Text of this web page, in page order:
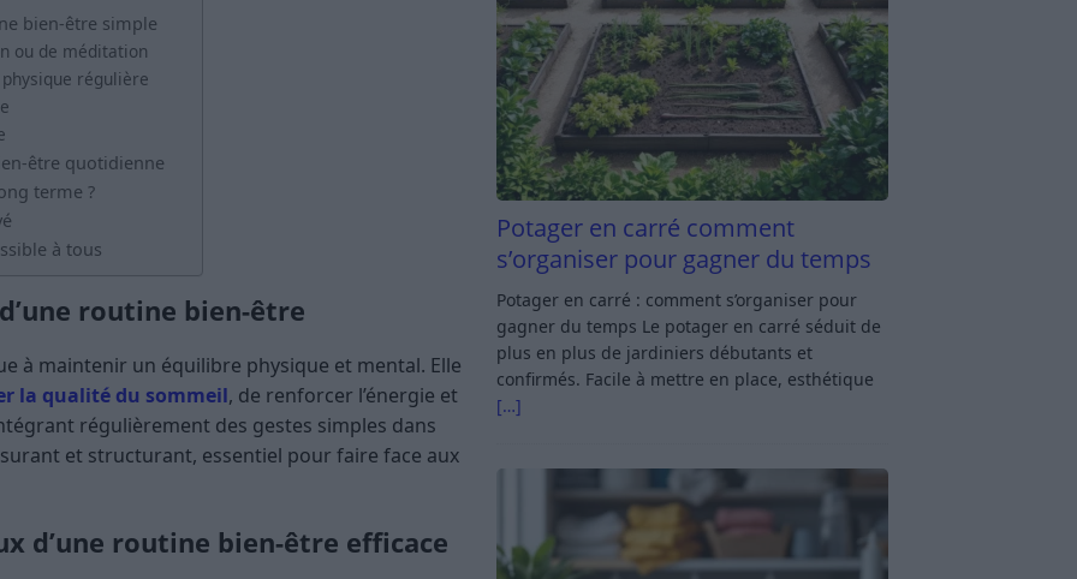
bien-être simple
ou de méditation
régulière
être quotidienne
terme ?
à tous
routine bien-être
à maintenir un équilibre physique et mental. Elle
la qualité du sommeil, de renforcer l’énergie et
régulièrement des gestes simples dans
et structurant, essentiel pour faire face aux
d’une routine bien-être efficace
Potager en carré comment
s’organiser pour gagner du temps
Potager en carré : comment s’organiser pour
gagner du temps Le potager en carré séduit de
plus en plus de jardiniers débutants et
confirmés. Facile à mettre en place, esthétique
[…]